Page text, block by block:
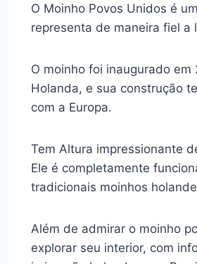
O Moinho Povos Unidos é
representa de maneira fiel a
O moinho foi inaugurado
Holanda, e sua construção
com a Europa.
Tem Altura impressionante
Ele é completamente
tradicionais moinhos
Além de admirar o moinho
explorar seu interior, com